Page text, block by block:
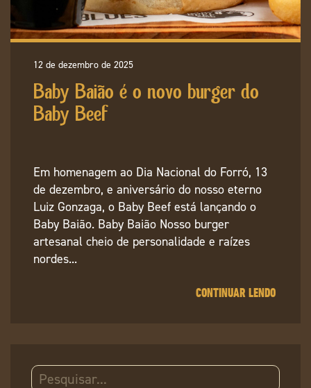
12 de dezembro de 2025
Baby Baião é o novo burger do
Baby Beef
Em homenagem ao Dia Nacional do Forró, 13
de dezembro, e aniversário do nosso eterno
Luiz Gonzaga, o Baby Beef está lançando o
Baby Baião. Baby Baião Nosso burger
artesanal cheio de personalidade e raízes
nordes...
CONTINUAR LENDO
Pesquisar